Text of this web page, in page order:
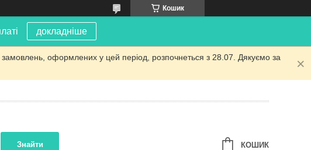
Кошик
докладніше
оформлених у цей період, розпочнеться з 28.07. Дякуємо за
Знайти КОШИК